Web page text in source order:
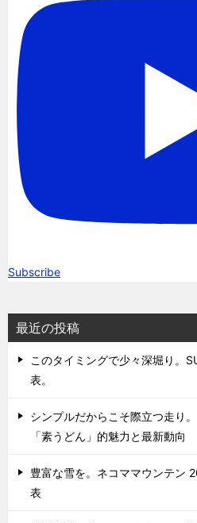
Subscribe
最近の投稿
このタイミングで少々深堀り。
表。
シンプルだからこそ際立つ走り
「素うどん」的魅力と最新動向
豊富な雪を。ネコママウンテン
表